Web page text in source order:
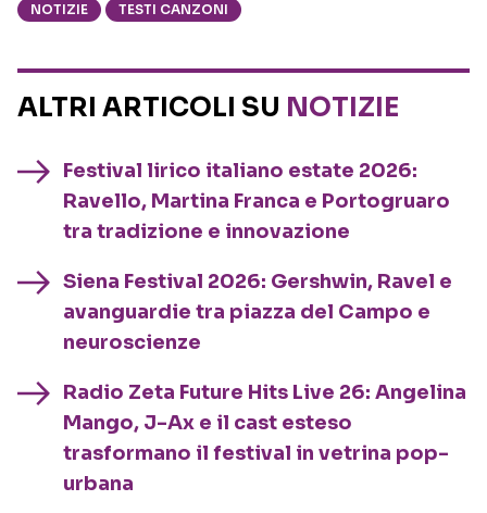
NOTIZIE TESTI CANZONI
ALTRI ARTICOLI SU NOTIZIE
Festival lirico italiano estate 2026:
Ravello, Martina Franca e Portogruaro
tra tradizione e innovazione
Siena Festival 2026: Gershwin, Ravel e
avanguardie tra piazza del Campo e
neuroscienze
Radio Zeta Future Hits Live 26: Angelina
Mango, J-Ax e il cast esteso
trasformano il festival in vetrina pop-
urbana